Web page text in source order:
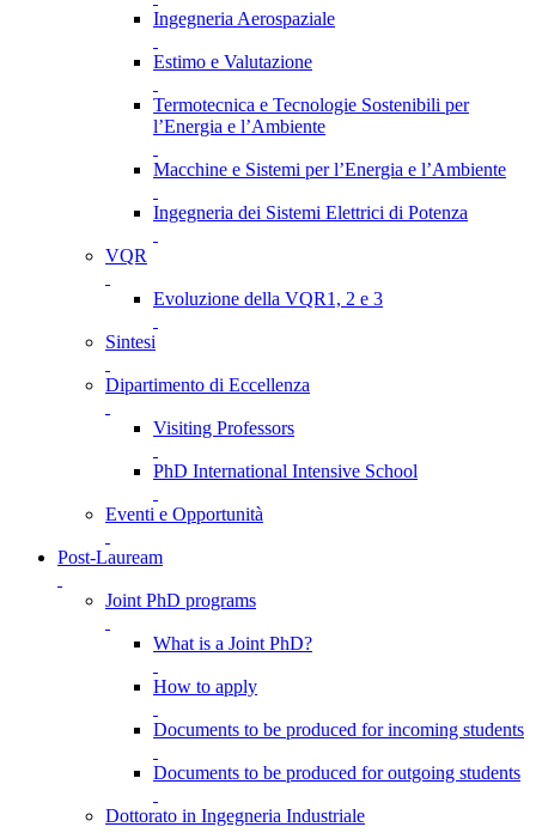
Ingegneria Aerospaziale
Estimo e Valutazione
Termotecnica e Tecnologie Sostenibili per
l’Energia e l’Ambiente
Macchine e Sistemi per l’Energia e l’Ambiente
Ingegneria dei Sistemi Elettrici di Potenza
VQR
Evoluzione della VQR1, 2 e 3
Sintesi
Dipartimento di Eccellenza
Visiting Professors
PhD International Intensive School
Eventi e Opportunità
Post-Lauream
Joint PhD programs
What is a Joint PhD?
How to apply
Documents to be produced for incoming students
Documents to be produced for outgoing students
Dottorato in Ingegneria Industriale